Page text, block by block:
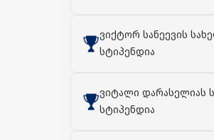
ვიქტორ სანეევის
სტიპენდია
ვიტალი დარასელიას
სტიპენდია